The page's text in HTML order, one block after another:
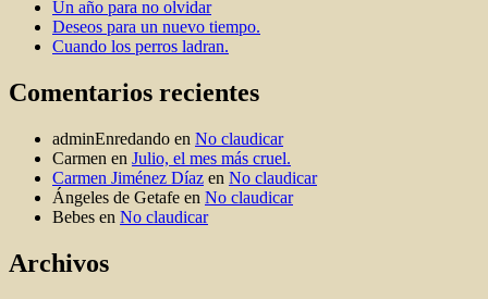
Un año para no olvidar
Deseos para un nuevo tiempo.
Cuando los perros ladran.
Comentarios recientes
adminEnredando en No claudicar
Carmen en Julio, el mes más cruel.
Carmen Jiménez Díaz en No claudicar
Ángeles de Getafe en No claudicar
Bebes en No claudicar
Archivos